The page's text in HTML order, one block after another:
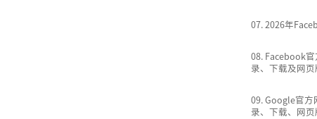
07.2026年
08. Facebook
录、下载及网
09.Google官方
录、下载、网